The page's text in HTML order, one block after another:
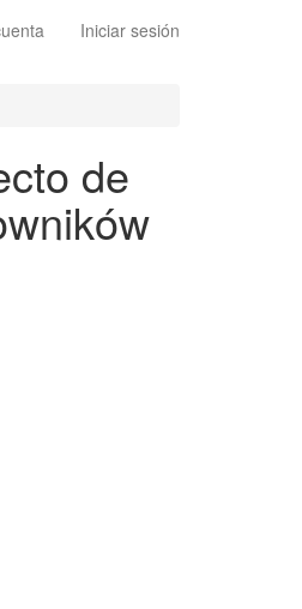
Iniciar sesión
de